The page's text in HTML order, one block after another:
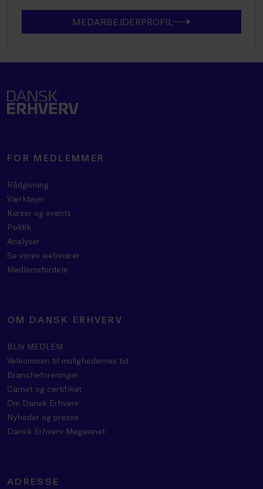
MEDARBEJDERPROFIL
FOR MEDLEMMER
Rådgivning
Værktøjer
Kurser og events
Politik
Analyser
Se vores webinarer
Medlemsfordele
OM DANSK ERHVERV
BLIV MEDLEM
Velkommen til mulighedernes tid
Brancheforeninger
Carnet og certifikat
Om Dansk Erhverv
Nyheder og presse
Dansk Erhverv Magasinet
ADRESSE